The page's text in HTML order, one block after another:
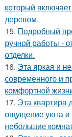
который
деревом.
15. Подробный
ручной работы -
отделки.
16. Эта яркая и
современного и
комфортной
17. Эта квартира
ощущение уюта и
небольшие